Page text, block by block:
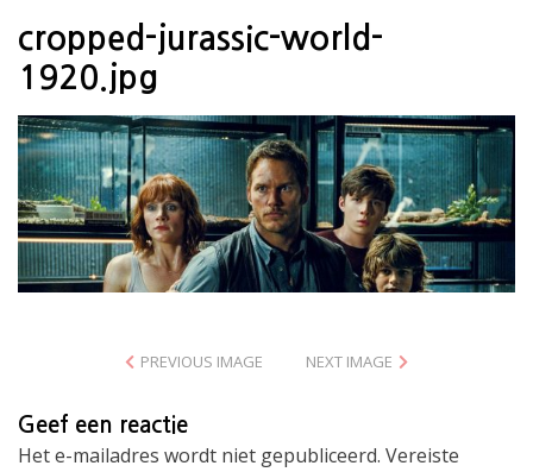
cropped-jurassic-world-
1920.jpg
PREVIOUS IMAGE NEXT IMAGE
Geef een reactie
Het e-mailadres wordt niet gepubliceerd. Vereiste